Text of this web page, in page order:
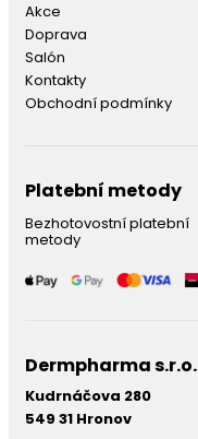
Akce
Doprava
Salón
Kontakty
Obchodní podmínky
Platební metody
Bezhotovostní platební
metody
Dermpharma s.r.o.
Kudrnáčova 280
549 31 Hronov